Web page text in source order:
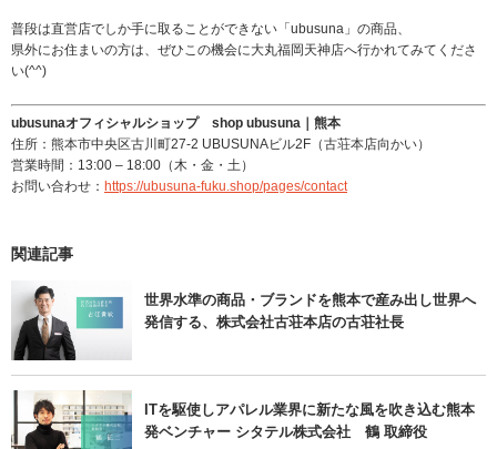
普段は直営店でしか手に取ることができない「ubusuna」の商品、
県外にお住まいの方は、ぜひこの機会に大丸福岡天神店へ行かれてみてくださ
い(^^)
ubusunaオフィシャルショップ shop ubusuna｜熊本
住所：熊本市中央区古川町27-2 UBUSUNAビル2F（古荘本店向かい）
営業時間：13:00 – 18:00（木・金・土）
お問い合わせ： https://ubusuna-fuku.shop/pages/contact
関連記事
世界水準の商品・ブランドを熊本で産み出し世界へ
発信する、株式会社古荘本店の古荘社長
ITを駆使しアパレル業界に新たな風を吹き込む熊本
発ベンチャー シタテル株式会社 鶴 取締役